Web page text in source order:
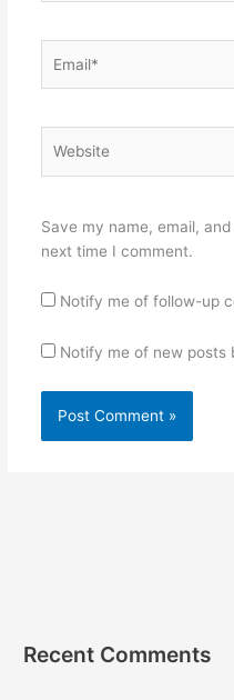
Save my name, email,
next time I comment.
Notify me of follow-up
Notify me of new posts
Recent Comments